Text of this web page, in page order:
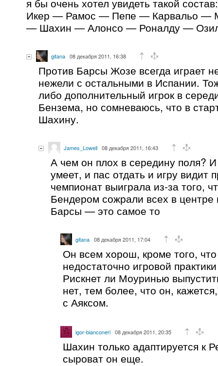
Икер — Рамос — Пепе — Карвальо —
— Шахин — Алонсо — Роналду —
gitana 08 декабря 2011, 16:38
Против Барсы Жозе всегда играет
нежели с остальными в Испании.
либо дополнительный игрок в
Бензема, но сомневаюсь, что в
Шахину.
James_Lowell 08 декабря 2011, 16:43
А чем он плох в середину поля?
умеет, и пас отдать и игру видит
чемпионат выиграла из-за того,
Бендером сожрали всех в центре
Барсы — это самое то
gitana 08 декабря 2011, 17:04
Он всем хорош, кроме того, что
недостаточно игровой
Рискнет ли Моуринью
нет, тем более, что он,
с Аяксом.
igor-bianconeri 08 декабря 2011, 20:35
Шахин только адаптируется к
сыроват он еще.